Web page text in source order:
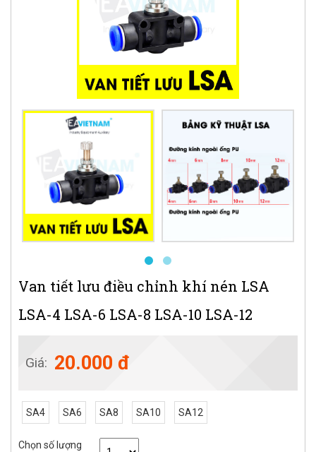
Van tiết lưu điều chỉnh khí nén LSA
LSA-4 LSA-6 LSA-8 LSA-10 LSA-12
Giá: 20.000 đ
SA4 SA6 SA8 SA10 SA12
Chọn số lượng